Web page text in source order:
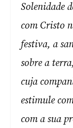
Solenidade
com Cristo
festiva, a
sobre a
cuja
estimule
com a sua